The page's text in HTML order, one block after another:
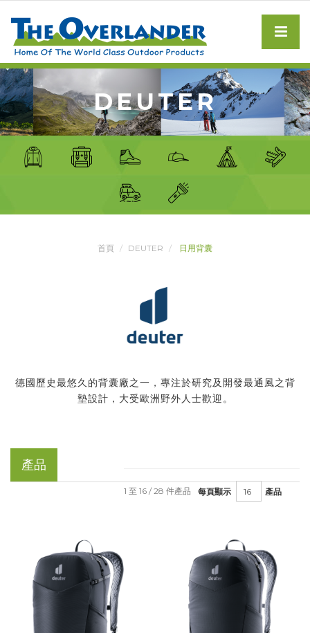
DEUTER
首頁 DEUTER 日用背囊
德國歷史最悠久的背囊廠之一，專注於研究及開發最通風之背
墊設計，大受歐洲野外人士歡迎。
產品
每頁顯示 產品
1 至 16 / 28 件產品